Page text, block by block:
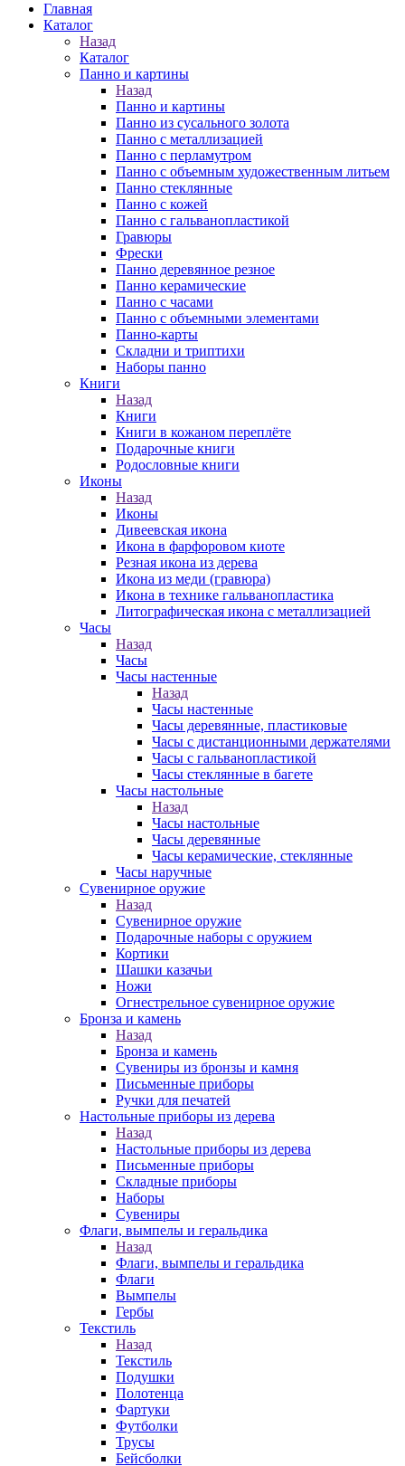
Главная
Каталог
Назад
Каталог
Панно и картины
Назад
Панно и картины
Панно из сусального золота
Панно с металлизацией
Панно с перламутром
Панно с объемным художественным литьем
Панно стеклянные
Панно с кожей
Панно с гальванопластикой
Гравюры
Фрески
Панно деревянное резное
Панно керамические
Панно с часами
Панно с объемными элементами
Панно-карты
Складни и триптихи
Наборы панно
Книги
Назад
Книги
Книги в кожаном переплёте
Подарочные книги
Родословные книги
Иконы
Назад
Иконы
Дивеевская икона
Икона в фарфоровом киоте
Резная икона из дерева
Икона из меди (гравюра)
Икона в технике гальванопластика
Литографическая икона с металлизацией
Часы
Назад
Часы
Часы настенные
Назад
Часы настенные
Часы деревянные, пластиковые
Часы с дистанционными держателями
Часы с гальванопластикой
Часы стеклянные в багете
Часы настольные
Назад
Часы настольные
Часы деревянные
Часы керамические, стеклянные
Часы наручные
Сувенирное оружие
Назад
Сувенирное оружие
Подарочные наборы с оружием
Кортики
Шашки казачьи
Ножи
Огнестрельное сувенирное оружие
Бронза и камень
Назад
Бронза и камень
Сувениры из бронзы и камня
Письменные приборы
Ручки для печатей
Настольные приборы из дерева
Назад
Настольные приборы из дерева
Письменные приборы
Складные приборы
Наборы
Сувениры
Флаги, вымпелы и геральдика
Назад
Флаги, вымпелы и геральдика
Флаги
Вымпелы
Гербы
Текстиль
Назад
Текстиль
Подушки
Полотенца
Фартуки
Футболки
Трусы
Бейсболки